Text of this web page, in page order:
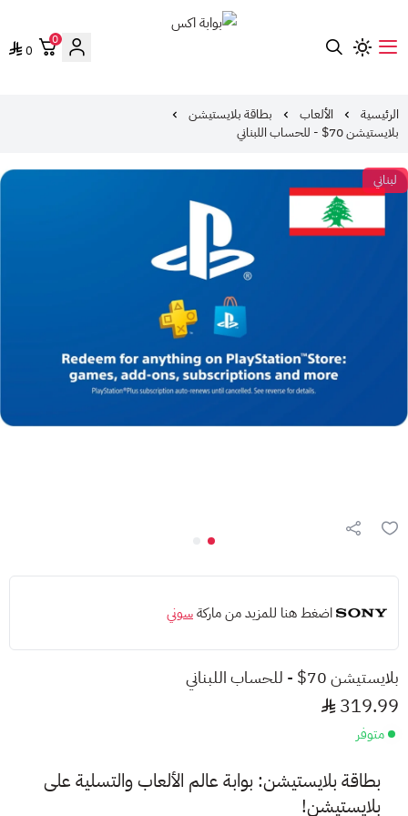
0
0
الرئيسية الألعاب
بطاقة بلايستيشن
بلايستيشن 70$ - للحساب اللبناني
لبناني
اضغط هنا للمزيد من ماركةسوني
بلايستيشن 70$ - للحساب اللبناني
319.99
متوفر
بطاقة بلايستيشن: بوابة عالم الألعاب والتسلية على
بلايستيشن!